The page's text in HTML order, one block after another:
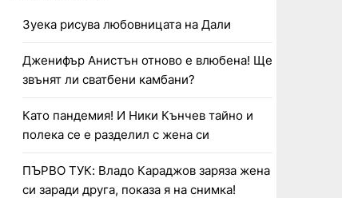
Зуека рисува любовницата на Дали
Дженифър Анистън отново е влюбена! Ще
звънят ли сватбени камбани?
Като пандемия! И Ники Кънчев тайно и
полека се е разделил с жена си
ПЪРВО ТУК: Владо Караджов заряза жена
си заради друга, показа я на снимка!